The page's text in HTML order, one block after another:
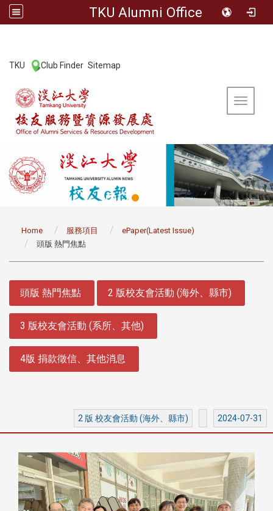
TKU Alumni Office
TKU Club Finder Sitemap
Toggle
Home 服務項目
ePaper(Latest Issue)
頭版 熱門焦點
頭版 熱門焦點 2 版校友會活動 (海外、縣市)
3 版校友會活動 (系所、其他)
4版 捐款徵信、其他消息
2 版 校友會活動 (海外、縣市) 2024-07-31